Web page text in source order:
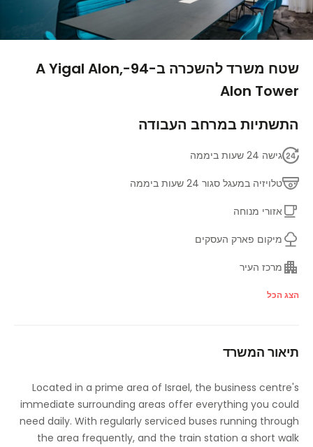
שטח משרד להשכרה ב-94-A Yigal Alon,
Alon Tower
התשתיות במרחב העבודה
גישה 24 שעות ביממה
טלויזיה במעגל סגור 24 שעות ביממה
אזורי מנוחה
מיקום פארק העסקים
מרכז העיר
מעון יום לילדים
מעלית
קווי תחבורה עיקריים
חדרי ישיבות
הצג הכל
תיאור המשרד
Located in a prime area of Israel, the business centre's
immediate surrounding areas offer everything you could
need daily. With regularly serviced buses running through
the area frequently, and the train station a short walk